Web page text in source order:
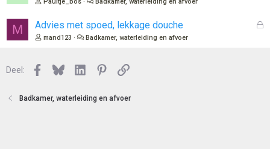
n
M
G
Advies met spoed, lekkage douche
mand123 Badkamer, waterleiding en afvoer
Deel: Facebook
BlueskyLinkedInPinterest
Link
Badkamer, waterleiding en afvoer